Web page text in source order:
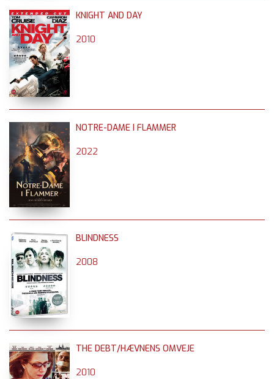
KNIGHT AND DAY
2010
NOTRE-DAME I FLAMMER
2022
BLINDNESS
2008
THE DEBT/HÆVNENS OMVEJE
2010